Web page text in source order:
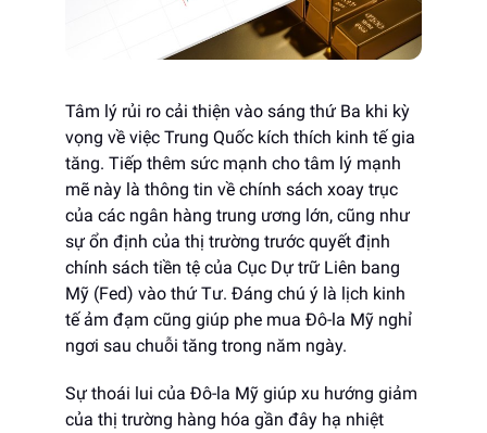
Tâm lý rủi ro cải thiện vào sáng thứ Ba khi kỳ
vọng về việc Trung Quốc kích thích kinh tế gia
tăng. Tiếp thêm sức mạnh cho tâm lý mạnh
mẽ này là thông tin về chính sách xoay trục
của các ngân hàng trung ương lớn, cũng như
sự ổn định của thị trường trước quyết định
chính sách tiền tệ của Cục Dự trữ Liên bang
Mỹ (Fed) vào thứ Tư. Đáng chú ý là lịch kinh
tế ảm đạm cũng giúp phe mua Đô-la Mỹ nghỉ
ngơi sau chuỗi tăng trong năm ngày.
Sự thoái lui của Đô-la Mỹ giúp xu hướng giảm
của thị trường hàng hóa gần đây hạ nhiệt